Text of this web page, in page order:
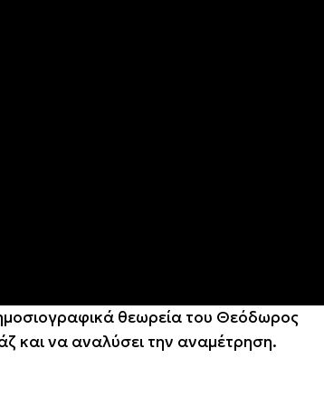
θεωρεία του Θεόδωρος
και να αναλύσει την αναμέτρηση.